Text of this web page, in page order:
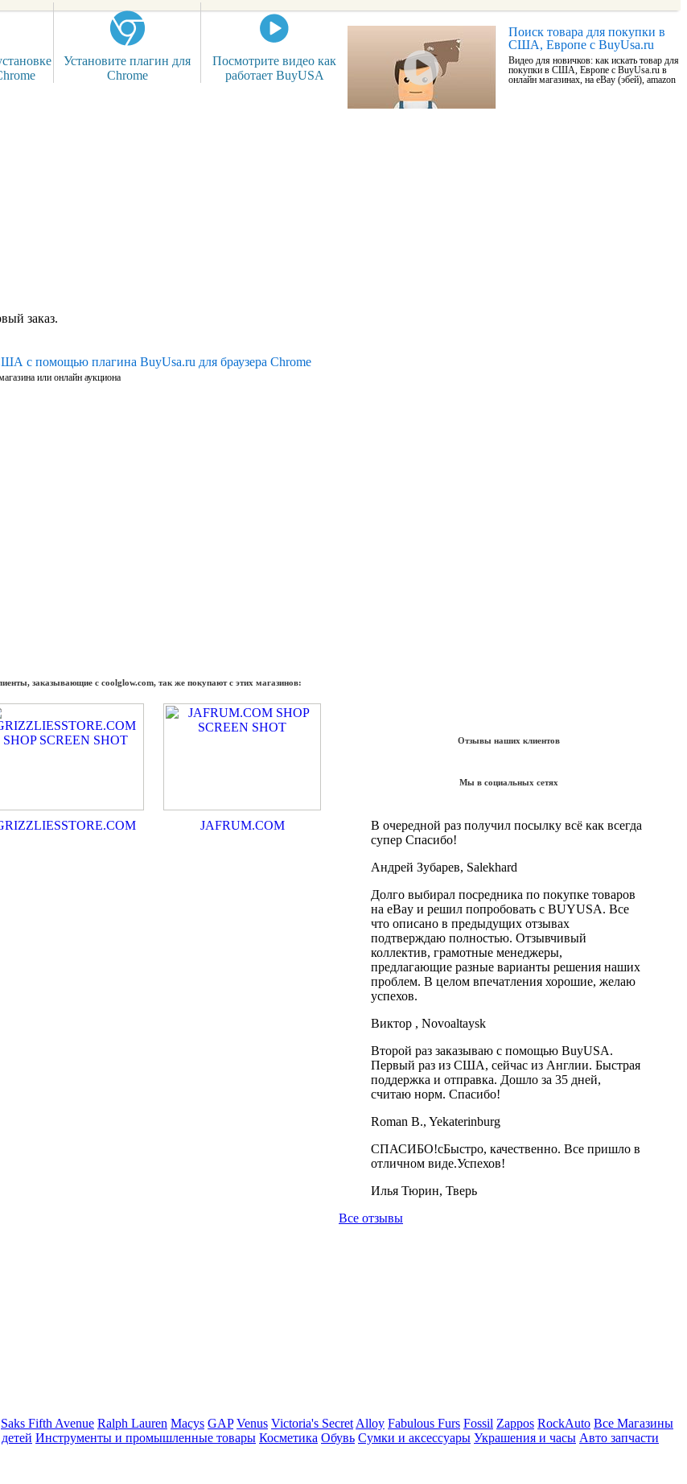
Установите плагин для
Chrome
Посмотрите видео как
работает BuyUSA
Поиск товара для покупки в
США, Европе с BuyUsa.ru
Видео для новичков: как искать товар для
покупки в США, Европе с BuyUsa.ru в
онлайн магазинах, на eBay (эбей), amazon
заказ.
с помощью плагина BuyUsa.ru для браузера Chrome
или онлайн аукциона
заказывающие с coolglow.com, так же покупают с этих магазинов:
JAFRUM.COM
Отзывы наших клиентов
Мы в социальных сетях
В очередной раз получил посылку всё как всегда
супер Спасибо!
Андрей Зубарев, Salekhard
Долго выбирал посредника по покупке товаров
на eBay и решил попробовать с BUYUSA. Все
что описано в предыдущих отзывах
подтверждаю полностью. Отзывчивый
коллектив, грамотные менеджеры,
предлагающие разные варианты решения наших
проблем. В целом впечатления хорошие, желаю
успехов.
Виктор , Novoaltaysk
Второй раз заказываю с помощью BuyUSA.
Первый раз из США, сейчас из Англии. Быстрая
поддержка и отправка. Дошло за 35 дней,
считаю норм. Спасибо!
Roman B., Yekaterinburg
СПАСИБО!cБыстро, качественно. Все пришло в
отличном виде.Успехов!
Илья Тюрин, Тверь
Все отзывы
Saks Fifth Avenue Ralph Lauren Macys GAP Venus Victoria's Secret Alloy Fabulous Furs Fossil Zappos RockAuto Все Магазины
Инструменты и промышленные товары Косметика Обувь Сумки и аксессуары Украшения и часы Авто запчасти